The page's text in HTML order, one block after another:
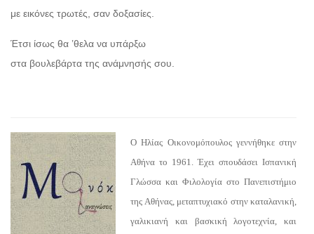
με εικόνες τρωτές, σαν δοξασίες.
Έτσι ίσως θα ’θελα να υπάρξω
στα βουλεβάρτα της ανάμνησής σου.
Ο Ηλίας Οικονομόπουλος γεννήθηκε στην
Αθήνα το 1961. Έχει σπουδάσει Ισπανική
Γλώσσα και Φιλολογία στο Πανεπιστήμιο
της Αθήνας, μεταπτυχιακό στην καταλανική,
γαλικιανή και βασκική λογοτεχνία, και